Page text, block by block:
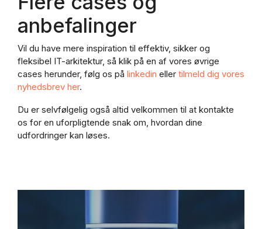
anbefalinger
Vil du have mere inspiration til effektiv, sikker og
fleksibel IT-arkitektur, så klik på en af vores øvrige
cases herunder, følg os på linkedin eller tilmeld dig vores
nyhedsbrev her.
Du er selvfølgelig også altid velkommen til at kontakte
os for en uforpligtende snak om, hvordan dine
udfordringer kan løses.